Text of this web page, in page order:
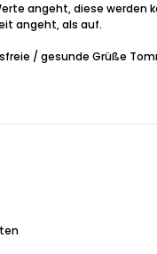
angeht, diese
angeht, als auf.
/ gesunde Grüße